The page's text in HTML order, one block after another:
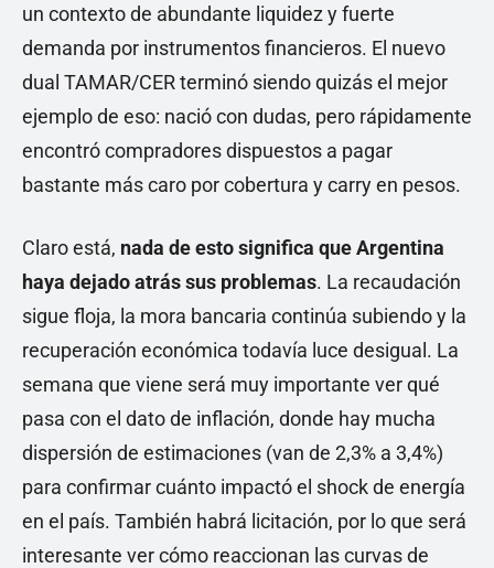
un contexto de abundante liquidez y fuerte
demanda por instrumentos financieros. El nuevo
dual TAMAR/CER terminó siendo quizás el mejor
ejemplo de eso: nació con dudas, pero rápidamente
encontró compradores dispuestos a pagar
bastante más caro por cobertura y carry en pesos.
Claro está, nada de esto significa que Argentina
haya dejado atrás sus problemas. La recaudación
sigue floja, la mora bancaria continúa subiendo y la
recuperación económica todavía luce desigual. La
semana que viene será muy importante ver qué
pasa con el dato de inflación, donde hay mucha
dispersión de estimaciones (van de 2,3% a 3,4%)
para confirmar cuánto impactó el shock de energía
en el país. También habrá licitación, por lo que será
interesante ver cómo reaccionan las curvas de